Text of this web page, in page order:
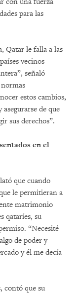
para las
Qatar le falla a las
vecinos
señaló
estos cambios,
de que
sus derechos”.
en el
que cuando
le permitieran a
matrimonio
qataríes, su
“Necesité
de poder y
y él me decía
contó que su